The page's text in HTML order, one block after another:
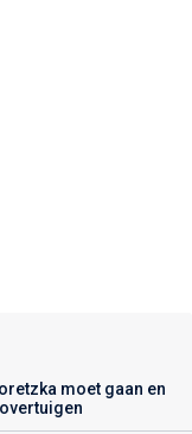
moet gaan en